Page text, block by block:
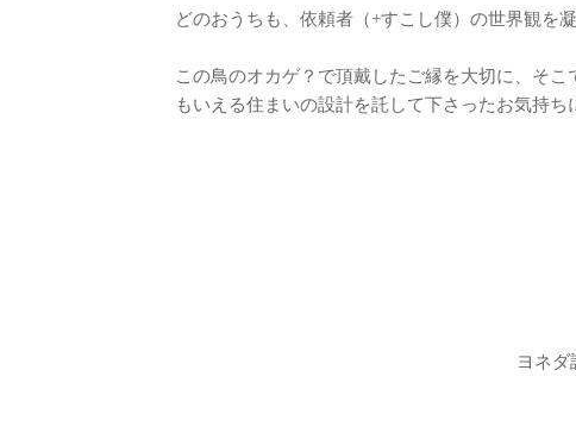
どのおうちも、依頼者（+すこし僕）の世界観を
この鳥のオカゲ？で頂戴したご縁を大切に、そ
もいえる住まいの設計を託して下さったお気持
ヨネダ